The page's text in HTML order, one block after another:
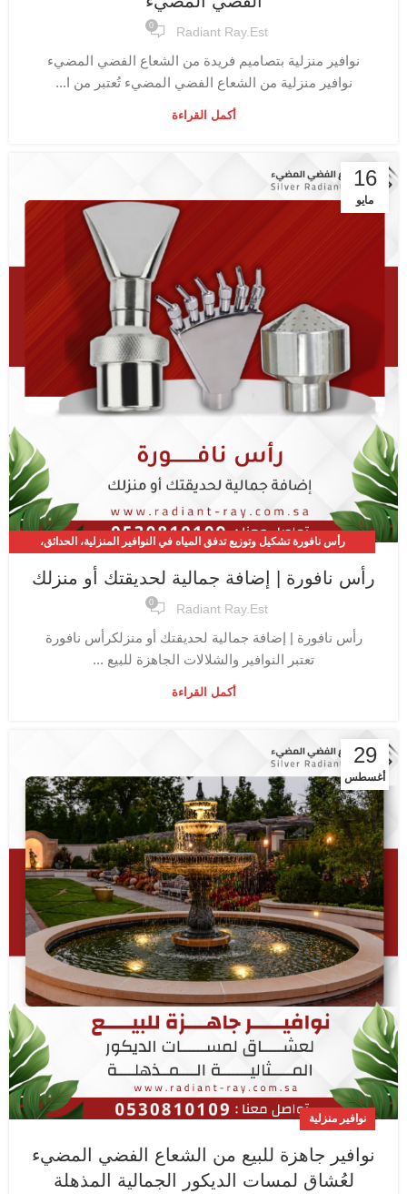
Radiant Ray.est
0
نوافير منزلية بتصاميم فريدة من الشعاع الفضي المضيء
نوافير منزلية من الشعاع الفضي المضيء تُعتبر من ا...
أكمل القراءة
16
مايو
رأس نافورة تشكيل وتوزيع تدفق المياه في النوافير المنزلية، الحدائق،
رأس نافورة | إضافة جمالية لحديقتك أو منزلك
Radiant Ray.est
0
رأس نافورة | إضافة جمالية لحديقتك أو منزلكرأس نافورة
تعتبر النوافير والشلالات الجاهزة للبيع ...
أكمل القراءة
29
أغسطس
نوافير منزلية
نوافير جاهزة للبيع من الشعاع الفضي المضيء
لعُشاق لمسات الديكور الجمالية المذهلة